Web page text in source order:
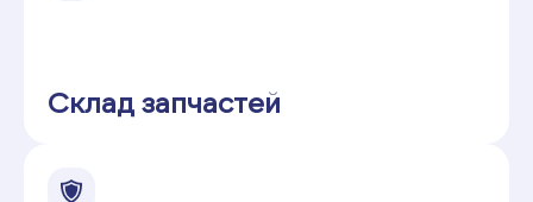
Склад запчастей